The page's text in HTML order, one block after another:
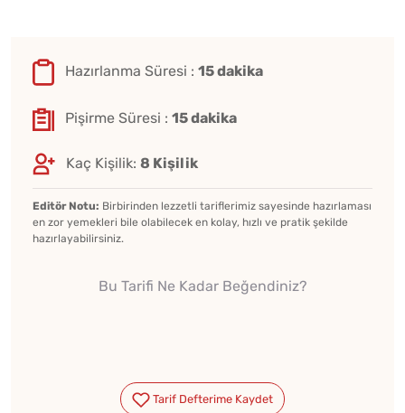
Hazırlanma Süresi : 15 dakika
Pişirme Süresi : 15 dakika
Kaç Kişilik: 8 Kişilik
Editör Notu: Birbirinden lezzetli tariflerimiz sayesinde hazırlaması
en zor yemekleri bile olabilecek en kolay, hızlı ve pratik şekilde
hazırlayabilirsiniz.
Bu Tarifi Ne Kadar Beğendiniz?